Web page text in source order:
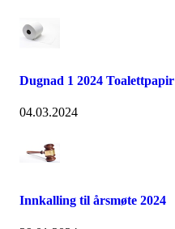
Dugnad 1 2024 Toalettpapir
04.03.2024
Innkalling til årsmøte 2024